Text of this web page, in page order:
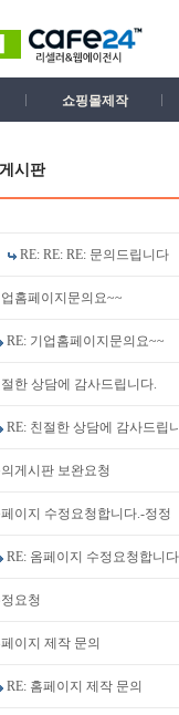
쇼핑몰제작
시판
RE: RE: RE: 문의드립니다
홈페이지문의요~~
RE: 기업홈페이지문의요~~
한 상담에 감사드립니다.
RE: 친절한 상담에 감사드립
게시판 보완요청
이지 수정요청합니다.-정정
RE: 옴페이지 수정요청합니
요청
이지 제작 문의
RE: 홈페이지 제작 문의